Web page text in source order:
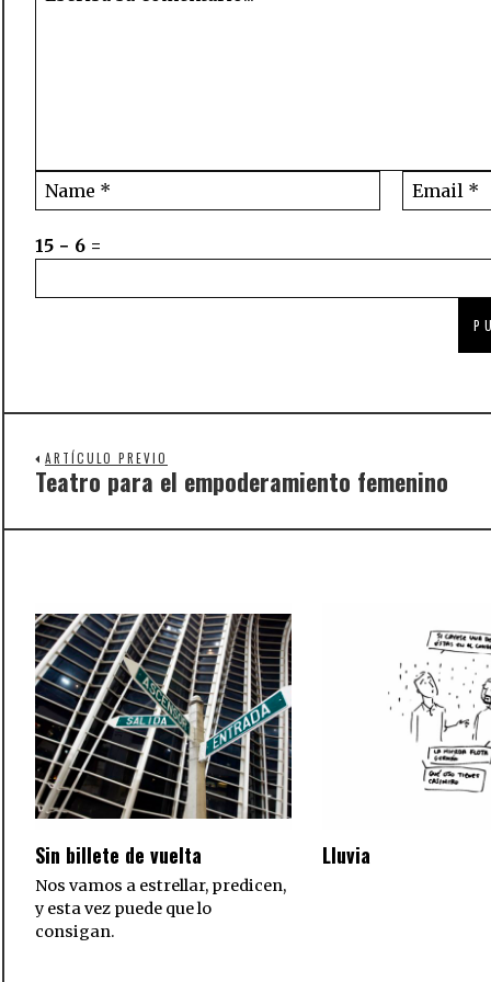
15 − 6 =
ARTÍCULO PREVIO
Previous
Teatro para el empoderamiento femenino
Sin billete de vuelta
Nos vamos a estrellar, predicen,
y esta vez puede que lo
consigan.
Lluvia